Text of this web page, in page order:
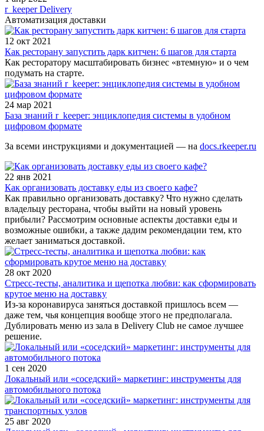
r_keeper Delivery
Автоматизация доставки
12 окт 2021
Как ресторану запустить дарк китчен: 6 шагов для старта
Как ресторатору масштабировать бизнес «втемную» и о чем
подумать на старте.
24 мар 2021
База знаний r_keeper: энциклопедия системы в удобном
цифровом формате
За всеми инструкциями и документацией — на docs.rkeeper.ru
22 янв 2021
Как организовать доставку еды из своего кафе?
Как правильно организовать доставку? Что нужно сделать
владельцу ресторана, чтобы выйти на новый уровень
прибыли? Рассмотрим основные аспекты доставки еды и
возможные ошибки, а также дадим рекомендации тем, кто
желает заниматься доставкой.
28 окт 2020
Стресс-тесты, аналитика и щепотка любви: как сформировать
крутое меню на доставку
Из-за коронавируса заняться доставкой пришлось всем —
даже тем, чья концепция вообще этого не предполагала.
Дублировать меню из зала в Delivery Club не самое лучшее
решение.
1 сен 2020
Локальный или «соседский» маркетинг: инструменты для
автомобильного потока
25 авг 2020